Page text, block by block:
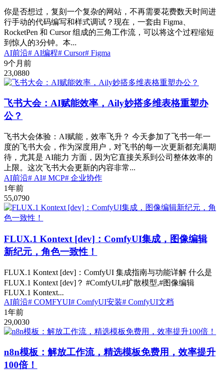
你是否想过，复刻一个复杂的网站，不再需要花费数天时间进
行手动的代码编写和样式调试？现在，一套由 Figma、
RocketPen 和 Cursor 组成的三角工作流，可以将这个过程缩短
到惊人的3分钟。本...
AI前沿# AI编程# Cursor# Figma
9个月前
23,0880
飞书大会：AI赋能效率，Aily妙搭多维表格重塑办
公？
飞书大会体验：AI赋能，效率飞升？ 今天参加了飞书一年一
度的飞书大会，作为深度用户，对飞书的每一次更新都充满期
待，尤其是 AI能力 方面，因为它直接关系到公司整体效率的
上限。这次飞书大会更新的内容非常...
AI前沿# AI# MCP# 企业协作
1年前
55,0790
FLUX.1 Kontext [dev]：ComfyUI集成，图像编辑
新纪元，角色一致性！
FLUX.1 Kontext [dev]：ComfyUI 集成指南与功能详解 什么是
FLUX.1 Kontext [dev]？ #ComfyUI,#扩散模型,#图像编辑
FLUX.1 Kontext...
AI前沿# COMFYUI# ComfyUI安装# ComfyUI文档
1年前
29,0030
n8n模板：解放工作流，精选模板免费用，效率提升
100倍！